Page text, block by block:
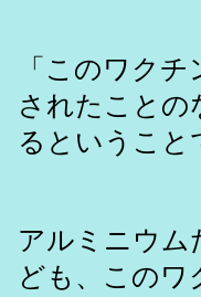
「このワク
されたこと
るということ
アルミニウム
ども、このワ